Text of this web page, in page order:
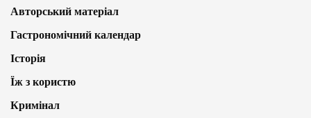
Авторський матеріал
Гастрономічний календар
Історія
Їж з користю
Кримінал